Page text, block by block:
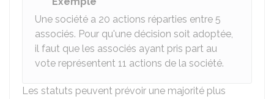
Une société a 20 actions réparties entre 5
associés. Pour qu'une décision soit adoptée,
il faut que les associés ayant pris part au
vote représentent 11 actions de la société.
Les statuts peuvent prévoir une majorité plus